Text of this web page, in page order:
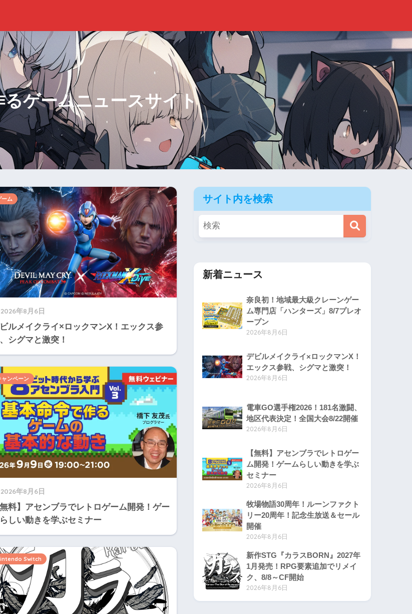
るゲームニュースサイト
2026年8月6日
ルメイクライ×ロックマンX！エックス参
シグマと激突！
ーム
2026年8月6日
無料】アセンブラでレトロゲーム開発！ゲー
しい動きを学ぶセミナー
ャンペーン
Switch
サイト内を検索
新着ニュース
奈良初！地域最大級クレーンゲー
ム専門店「ハンターズ」8/7プレオ
ープン
2026年8月6日
デビルメイクライ×ロックマンX！
エックス参戦、シグマと激突！
2026年8月6日
電車GO選手権2026！181名激闘、
地区代表決定！全国大会8/22開催
2026年8月6日
【無料】アセンブラでレトロゲー
ム開発！ゲームらしい動きを学ぶ
セミナー
2026年8月6日
牧場物語30周年！ルーンファクト
リー20周年！記念生放送＆セール
開催
2026年8月6日
新作STG『カラスBORN』2027年
1月発売！RPG要素追加でリメイ
ク、8/8～CF開始
2026年8月6日